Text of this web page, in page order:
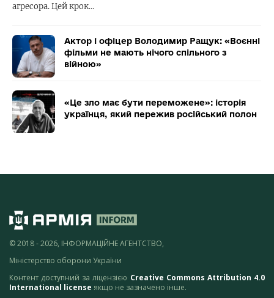
агресора. Цей крок…
Актор і офіцер Володимир Ращук: «Воєнні
фільми не мають нічого спільного з
війною»
«Це зло має бути переможене»: історія
українця, який пережив російський полон
© 2018 - 2026, ІНФОРМАЦІЙНЕ АГЕНТСТВО,
Міністерство оборони України
Контент доступний за ліцензією Creative Commons Attribution 4.0
International license якщо не зазначено інше.